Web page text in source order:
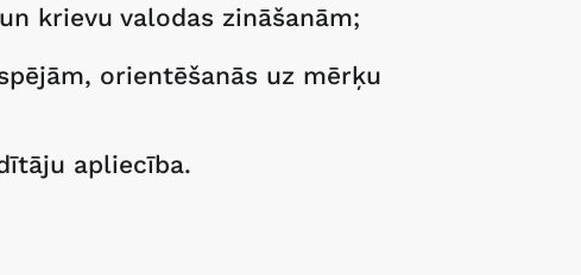
krievu valodas zināšanām;
orientēšanās uz mērķu
apliecība.